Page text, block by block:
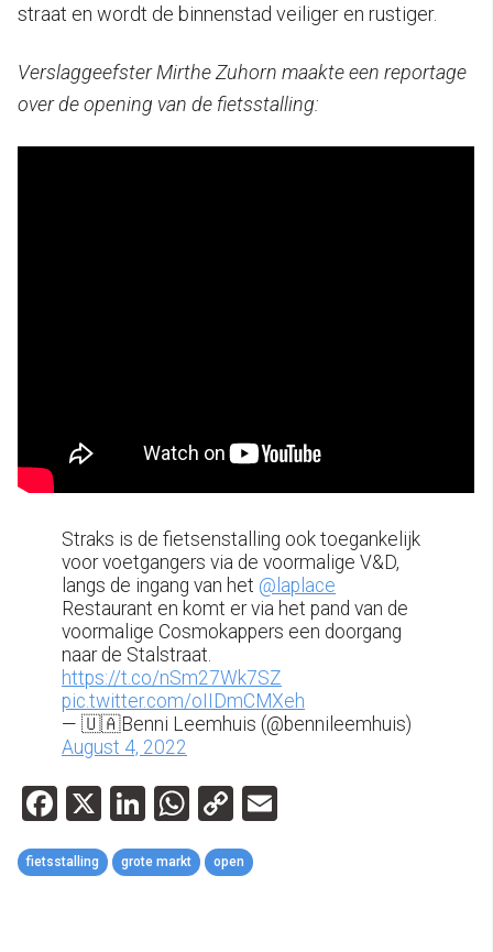
straat en wordt de binnenstad veiliger en rustiger.
Verslaggeefster Mirthe Zuhorn maakte een reportage
over de opening van de fietsstalling:
Straks is de fietsenstalling ook toegankelijk
voor voetgangers via de voormalige V&D,
langs de ingang van het @laplace
Restaurant en komt er via het pand van de
voormalige Cosmokappers een doorgang
naar de Stalstraat.
https://t.co/nSm27Wk7SZ
pic.twitter.com/oIIDmCMXeh
— 🇺🇦Benni Leemhuis (@bennileemhuis)
August 4, 2022
Facebook
X LinkedIn
WhatsApp
Copy
Link
fietsstalling grote markt open